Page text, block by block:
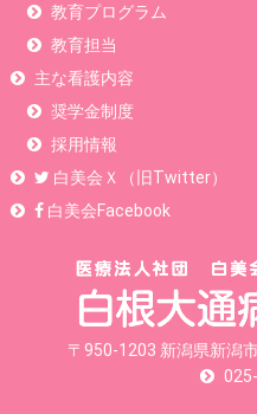
教育プログラム
教育担当
主な看護内容
奨学金制度
採用情報
白美会Ｘ（旧Twitter）
白美会Facebook
〒950-1203 新潟県新潟